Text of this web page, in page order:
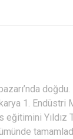
1. Endüstri
eğitimini